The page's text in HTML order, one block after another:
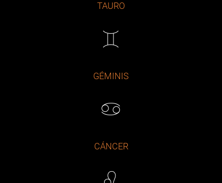
TAURO
GÉMINIS
CÁNCER